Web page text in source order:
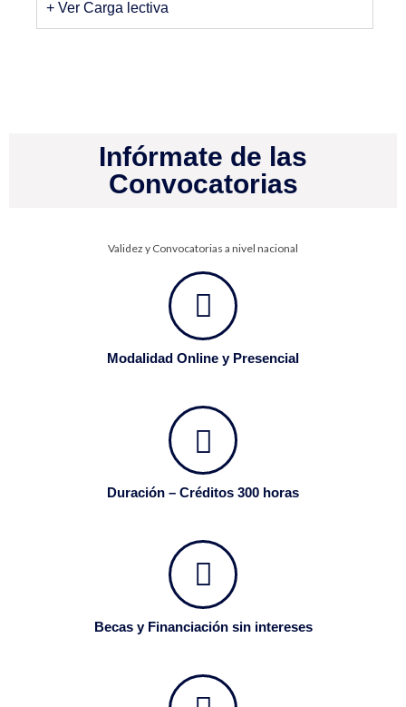
+ Ver Carga lectiva
Infórmate de las
Convocatorias
Validez y Convocatorias a nivel nacional
Modalidad Online y Presencial
Duración – Créditos 300 horas
Becas y Financiación sin intereses